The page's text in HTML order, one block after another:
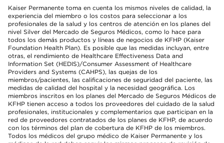
Kaiser Permanente toma en cuenta los mismos niveles de calidad, la
experiencia del miembro o los costos para seleccionar a los
profesionales de la salud y los centros de atención en los planes del
nivel Silver del Mercado de Seguros Médicos, como lo hace para
todos los demás productos y líneas de negocios de KFHP (Kaiser
Foundation Health Plan). Es posible que las medidas incluyan, entre
otras, el rendimiento de Healthcare Effectiveness Data and
Information Set (HEDIS)/Consumer Assessment of Healthcare
Providers and Systems (CAHPS), las quejas de los
miembros/pacientes, las calificaciones de seguridad del paciente, las
medidas de calidad del hospital y la necesidad geográfica. Los
miembros inscritos en los planes del Mercado de Seguros Médicos de
KFHP tienen acceso a todos los proveedores del cuidado de la salud
profesionales, institucionales y complementarios que participan en la
red de proveedores contratados de los planes de KFHP, de acuerdo
con los términos del plan de cobertura de KFHP de los miembros.
Todos los médicos del grupo médico de Kaiser Permanente y los